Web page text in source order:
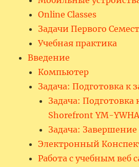
Online Classes
Задачи Первого
Учебная практика
Введение
Компьютер
Задача: Подготовка к
Задача: Подготовка
Shorefront YM-
Задача:
Электронный
Работа с учебным веб